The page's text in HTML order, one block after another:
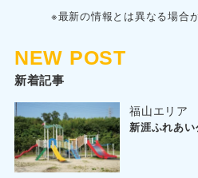
※最新の情報とは異なる場合
NEW POST
新着記事
福山エリア
新涯ふれあい